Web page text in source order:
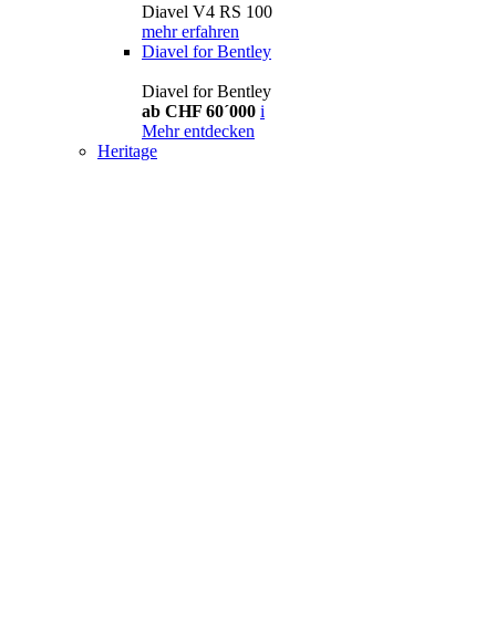
Diavel V4 RS 100
mehr erfahren
Diavel for Bentley
Diavel for Bentley
ab CHF 60´000 i
Mehr entdecken
Heritage